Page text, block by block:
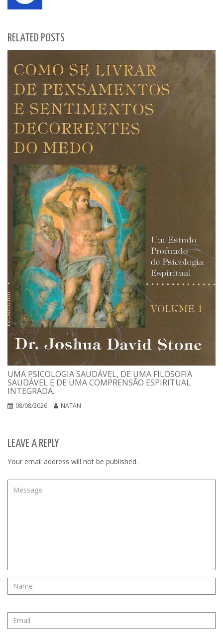
RELATED POSTS
UMA PSICOLOGIA SAUDÁVEL, DE UMA FILOSOFIA
SAUDÁVEL E DE UMA COMPRENSÃO ESPIRITUAL
INTEGRADA.
08/08/2026 NATAN
LEAVE A REPLY
Your email address will not be published.